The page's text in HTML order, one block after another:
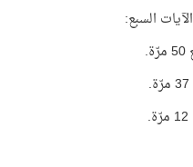
السبع: